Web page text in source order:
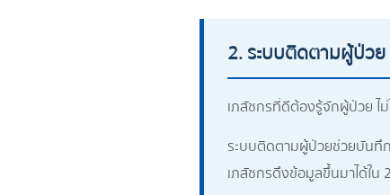
2. ระบบติดตามผู้ป่ว
เภสัชกรที่ดีต้องรู้จักผู้ป่วย ไ
ระบบติดตามผู้ป่วยช่วยบันทึก
เภสัชกรดึงข้อมูลขึ้นมาได้ใน